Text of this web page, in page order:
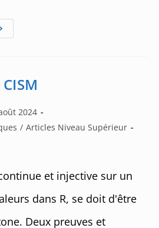
Sommes
2024
/ Articles Niveau Supérieur
et injective sur un
dans R, se doit d'être
Deux preuves et